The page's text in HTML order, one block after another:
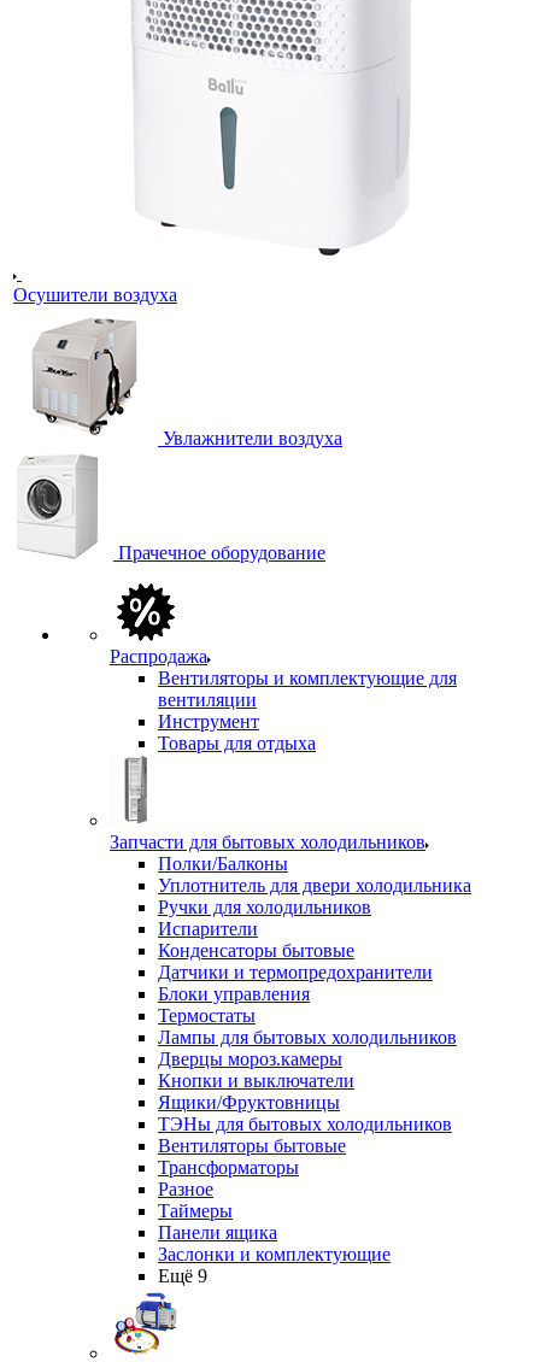
Осушители воздуха
Увлажнители воздуха
Прачечное оборудование
Распродажа
Вентиляторы и комплектующие для
вентиляции
Инструмент
Товары для отдыха
Запчасти для бытовых холодильников
Полки/Балконы
Уплотнитель для двери холодильника
Ручки для холодильников
Испарители
Конденсаторы бытовые
Датчики и термопредохранители
Блоки управления
Термостаты
Лампы для бытовых холодильников
Дверцы мороз.камеры
Кнопки и выключатели
Ящики/Фруктовницы
ТЭНы для бытовых холодильников
Вентиляторы бытовые
Трансформаторы
Разное
Таймеры
Панели ящика
Заслонки и комплектующие
Ещё 9